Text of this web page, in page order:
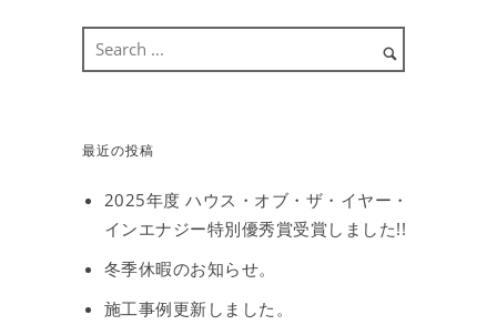
最近の投稿
2025年度 ハウス・オブ・ザ・イヤー・
インエナジー特別優秀賞受賞しました!!
冬季休暇のお知らせ。
施工事例更新しました。